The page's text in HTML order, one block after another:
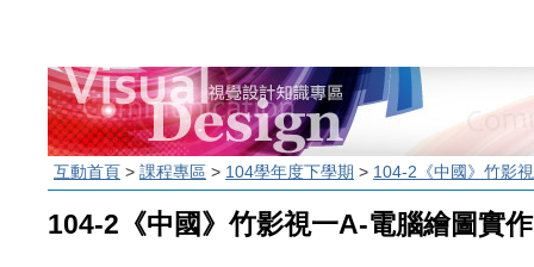
互動首頁 > 課程專區 > 104學年度下學期 > 104-2《中國》竹影
104-2《中國》竹影視一A-電腦繪圖實